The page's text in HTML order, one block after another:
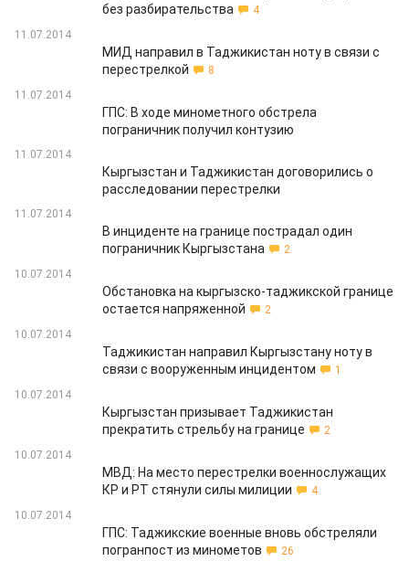
без разбирательства
4
11.07.2014
МИД направил в Таджикистан ноту в связи с
перестрелкой
8
11.07.2014
ГПС: В ходе минометного обстрела
пограничник получил контузию
11.07.2014
Кыргызстан и Таджикистан договорились о
расследовании перестрелки
11.07.2014
В инциденте на границе пострадал один
пограничник Кыргызстана
2
10.07.2014
Обстановка на кыргызско-таджикской границе
остается напряженной
2
10.07.2014
Таджикистан направил Кыргызстану ноту в
связи с вооруженным инцидентом
1
10.07.2014
Кыргызстан призывает Таджикистан
прекратить стрельбу на границе
2
10.07.2014
МВД: На место перестрелки военнослужащих
КР и РТ стянули силы милиции
4
10.07.2014
ГПС: Таджикские военные вновь обстреляли
погранпост из минометов
26